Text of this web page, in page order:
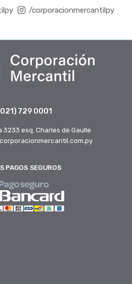
/corporacionmercantilpy
729 0001
3233 esq. Charles de Gaulle
PAGOS SEGUROS